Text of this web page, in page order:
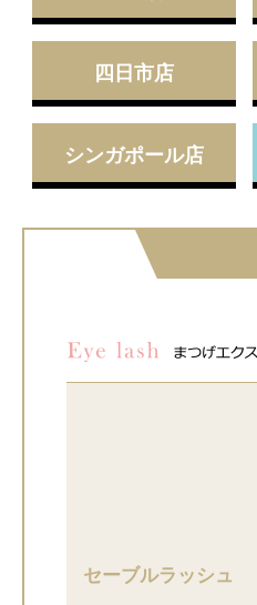
四日市店
シンガポール店
セーブルラッシュ